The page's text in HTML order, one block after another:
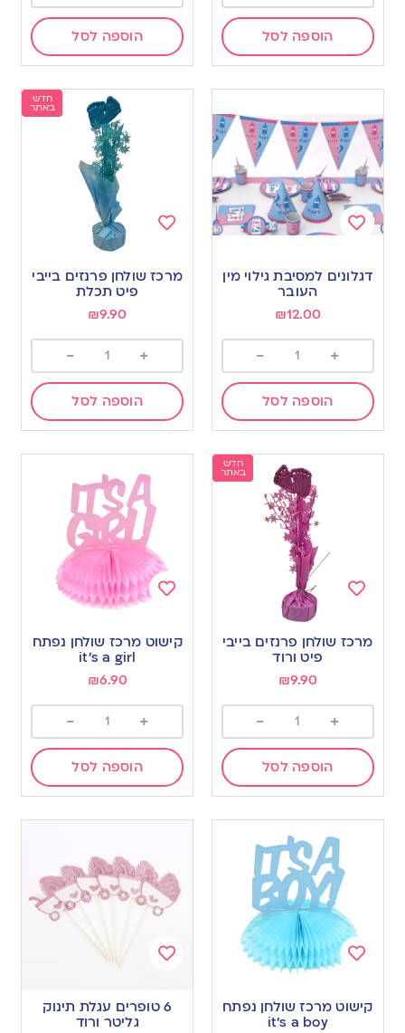
הוספה לסל הוספה לסל
to
דגלונים למסיבת גילוי מין
העובר
₪12.00
+
-
הוספה לסל
חדש
באתר
to
wishlist
מרכז שולחן פרנזים בייבי
פיט תכלת
₪9.90
+
-
הוספה לסל
חדש
באתר
to
wishlist
מרכז שולחן פרנזים בייבי
פיט ורוד
₪9.90
+
-
הוספה לסל
to
wishlist
קישוט מרכז שולחן נפתח
it’s a girl
₪6.90
+
-
הוספה לסל
to
wishlist
קישוט מרכז שולחן נפתח
it’s a boy
wishlist
6 טופרים עגלת תינוק
גליטר ורוד